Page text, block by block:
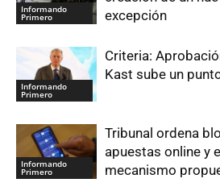
Informando
Primero
excepción
Informando
Primero
Criteria:
Kast sube un
Informando
Primero
Tribunal ordena
apuestas online y
mecanismo